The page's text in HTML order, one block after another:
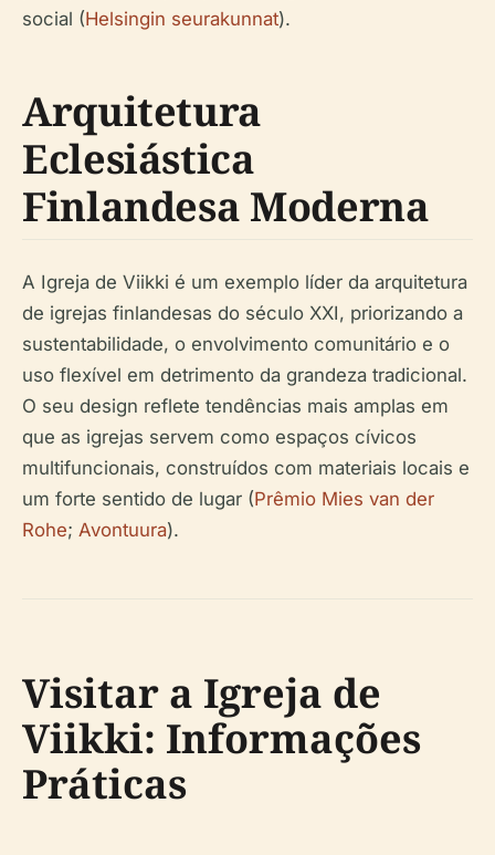
social (Helsingin seurakunnat).
Arquitetura
Eclesiástica
Finlandesa Moderna
A Igreja de Viikki é um exemplo líder da arquitetura
de igrejas finlandesas do século XXI, priorizando a
sustentabilidade, o envolvimento comunitário e o
uso flexível em detrimento da grandeza tradicional.
O seu design reflete tendências mais amplas em
que as igrejas servem como espaços cívicos
multifuncionais, construídos com materiais locais e
um forte sentido de lugar (Prêmio Mies van der
Rohe; Avontuura).
Visitar a Igreja de
Viikki: Informações
Práticas